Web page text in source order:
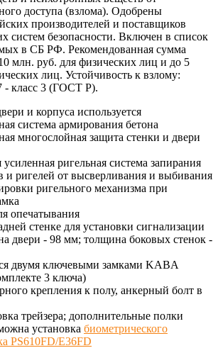
доступа (взлома). Одобрены
производителей и поставщиков
систем безопасности. Включен в список
в СБ РФ. Рекомендованная сумма
млн. руб. для физических лиц и до 5
лиц. Устойчивость к взлому:
класс 3 (ГОСТ Р).
и корпуса используется
система армирования бетона
многослойная защита стенки и двери
усиленная ригельная система запирания
и ригелей от высверливания и выбивания
ригельного механизма при
опечатывания
стенке для установки сигнализации
двери - 98 мм; толщина боковых стенок -
двумя ключевыми замками KABA
3 ключа)
крепления к полу, анкерный болт в
трейзера; дополнительные полки
установка биометрического
PS610FD/E36FD